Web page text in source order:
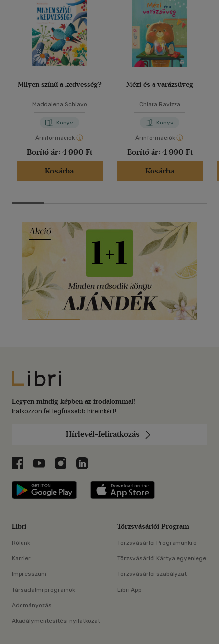
Milyen színű a kedvesség?
Maddalena Schiavo
Könyv
Árinformációk
Borító ár: 4 990 Ft
Kosárba
Mézi és a varázsüveg
Chiara Ravizza
Könyv
Árinformációk
Borító ár: 4 990 Ft
Kosárba
Libri
Legyen mindig képben az irodalommal!
Iratkozzon fel legfrissebb híreinkért!
Hírlevél-feliratkozás
Libri a Facebookon
Libri a Youtube-on
Libri az Instagramon
Libri a LinkedInen
Libri applikáció Szerezd meg: Google
Libri
Rólunk
Karrier
Impresszum
Társadalmi programok
Adományozás
Akadálymentesítési nyilatkozat
Törzsvásárlói Program
Törzsvásárlói Programunkról
Törzsvásárlói Kártya egyenlege
Törzsvásárlói szabályzat
Libri App